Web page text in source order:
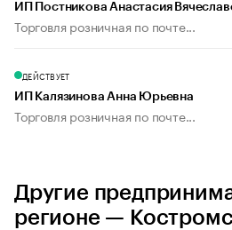
ИП Постникова Анастасия
Торговля розничная по почте...
ДЕЙСТВУЕТ
ИП Калязинова Анна Юрьевна
Торговля розничная по почте...
Другие
регионе —